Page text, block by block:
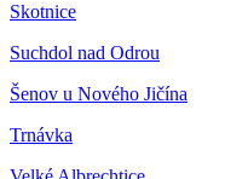
Skotnice
Suchdol nad Odrou
Šenov u Nového Jičína
Trnávka